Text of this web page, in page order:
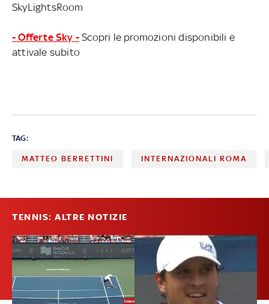
SkyLightsRoom
- Offerte Sky - Scopri le promozioni disponibili e
attivale subito
TAG:
MATTEO BERRETTINI INTERNAZIONALI ROMA
TENNIS: ALTRE NOTIZIE